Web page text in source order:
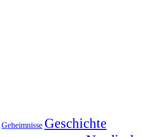
Geheimnisse Geschichte